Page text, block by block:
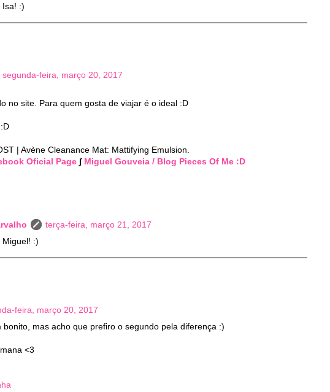
Isa! :)
segunda-feira, março 20, 2017
no site. Para quem gosta de viajar é o ideal :D
| Avène Cleanance Mat: Mattifying Emulsion.
Oficial Page ∫ Miguel Gouveia / Blog Pieces Of Me :D
terça-feira, março 21, 2017
:)
feira, março 20, 2017
bonito, mas acho que prefiro o segundo pela diferença :)
<3